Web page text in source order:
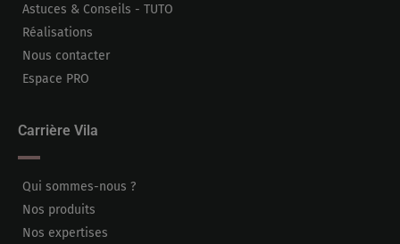
Astuces & Conseils - TUTO
Réalisations
Nous contacter
Espace PRO
Carrière Vila
Qui sommes-nous ?
Nos produits
Nos expertises